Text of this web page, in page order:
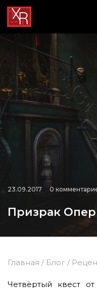
23.09.2017 0
Призрак
Главная / Блог /
Четвёртый квест